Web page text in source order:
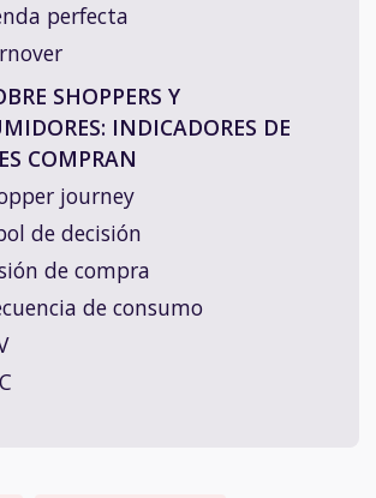
perfecta
SHOPPERS Y
INDICADORES DE
COMPRAN
journey
de decisión
de compra
de consumo